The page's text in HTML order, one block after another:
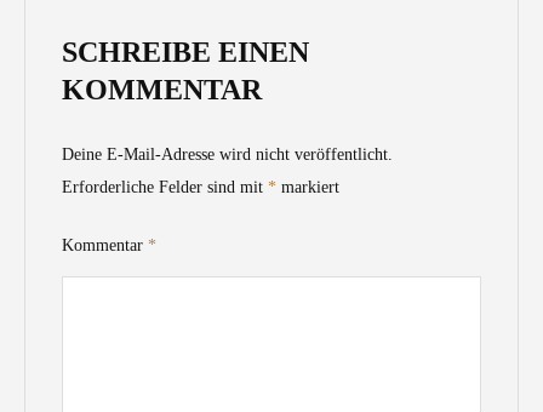
SCHREIBE EINEN
KOMMENTAR
Deine E-Mail-Adresse wird nicht veröffentlicht.
Erforderliche Felder sind mit * markiert
Kommentar *